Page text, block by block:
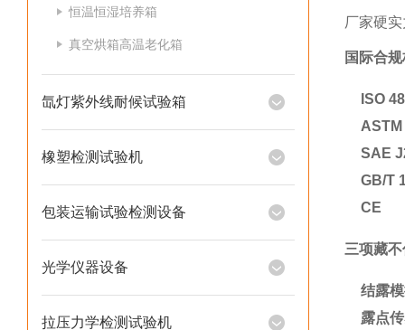
恒温恒湿培养箱
真空烘箱高温老化箱
氙灯紫外线耐候试验箱
橡塑检测试验机
包装运输试验检测设备
光学仪器设备
拉压力学检测试验机
厂家硬
国际合
ISO
SAE
GB/T
CE
三项藏
结露
露点